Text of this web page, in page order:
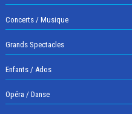
Concerts / Musique
Grands Spectacles
Enfants / Ados
Opéra / Danse